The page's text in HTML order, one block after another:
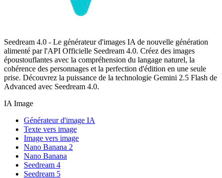
Seedream 4.0 - Le générateur d'images IA de nouvelle génération
alimenté par l'API Officielle Seedream 4.0. Créez des images
époustouflantes avec la compréhension du langage naturel, la
cohérence des personnages et la perfection d'édition en une seule
prise. Découvrez la puissance de la technologie Gemini 2.5 Flash de
Advanced avec Seedream 4.0.
IA Image
Générateur d'image IA
Texte vers image
Image vers image
Nano Banana 2
Nano Banana
Seedream 4
Seedream 5